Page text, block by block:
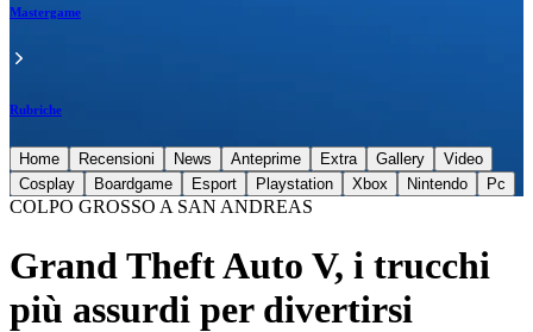
Mastergame
Rubriche
Home Recensioni News Anteprime Extra Gallery
Video
Cosplay
Boardgame Esport Playstation Xbox Nintendo Pc
COLPO GROSSO A SAN ANDREAS
Grand Theft Auto V, i trucchi
più assurdi per divertirsi